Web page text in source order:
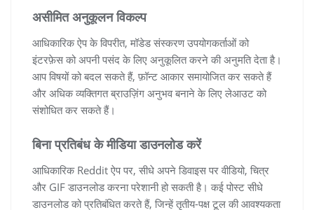
असीमित अनुकूलन विकल्प
आधिकारिक ऐप के विपरीत, मॉडेड संस्करण उपयोगकर्ताओं को
इंटरफ़ेस को अपनी पसंद के लिए अनुकूलित करने की अनुमति देता है।
आप विषयों को बदल सकते हैं, फ़ॉन्ट आकार समायोजित कर सकते हैं
और अधिक व्यक्तिगत ब्राउज़िंग अनुभव बनाने के लिए लेआउट को
संशोधित कर सकते हैं।
बिना प्रतिबंध के मीडिया डाउनलोड करें
आधिकारिक Reddit ऐप पर, सीधे अपने डिवाइस पर वीडियो, चित्र
और GIF डाउनलोड करना परेशानी हो सकती है। कई पोस्ट सीधे
डाउनलोड को प्रतिबंधित करते हैं, जिन्हें तृतीय-पक्ष टूल की आवश्यकता